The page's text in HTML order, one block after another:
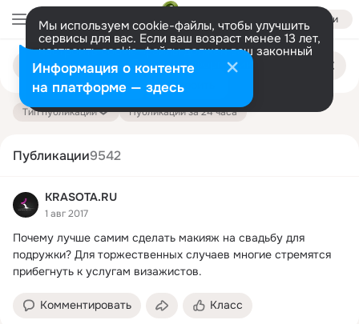
Войти
Мы используем cookie-файлы, чтобы улучшить
сервисы для вас. Если ваш возраст менее 13 лет,
настроить cookie-файлы должен ваш законный
представитель. Больше информации
Разрешить все Настроить
Поиск
публикациям
Тип публикации Публикации за 24 часа
Публикации9542
KRASOTA.RU
1 авг 2017
Почему лучше самим сделать макияж на свадьбу для
подружки? Для торжественных случаев многие стремятся
прибегнуть к услугам визажистов.
Комментировать Класс
Информация о контенте
на платформе — здесь